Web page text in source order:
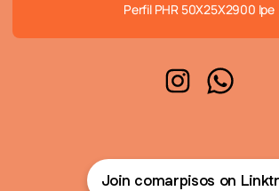
Perfil PHR 50X25X2900 Ipe
Join comarpisos on